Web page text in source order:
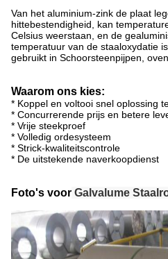
Van het aluminium-zink de plaat
hittebestendigheid, kan
Celsius weerstaan, en de
temperatuur van de staaloxydatie
gebruikt in Schoorsteenpijpen,
Waarom ons kies:
* Koppel en voltooi snel oplossing
* Concurrerende prijs en betere
* Vrije steekproef
* Volledig ordesysteem
* Strick-kwaliteitscontrole
* De uitstekende naverkoopdienst
Foto's voor Galvalume